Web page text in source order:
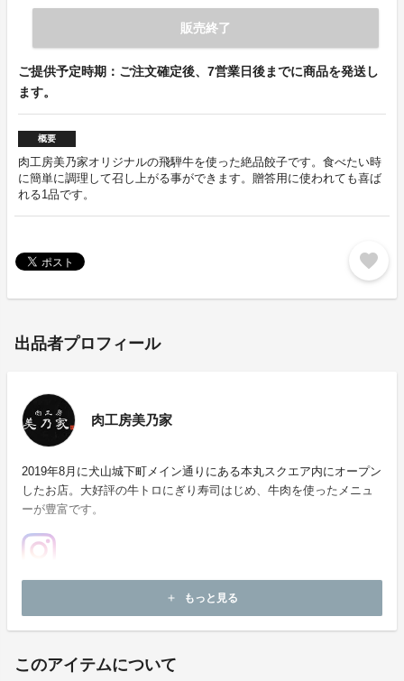
販売終了
ご提供予定時期：ご注文確定後、7営業日後までに商品を発送し
ます。
概要
肉工房美乃家オリジナルの飛騨牛を使った絶品餃子です。食べたい時
に簡単に調理して召し上がる事ができます。贈答用に使われても喜ば
れる1品です。
favorite
出品者プロフィール
肉工房美乃家
2019年8月に犬山城下町メイン通りにある本丸スクエア内にオープン
したお店。大好評の牛トロにぎり寿司はじめ、牛肉を使ったメニュ
ーが豊富です。
add もっと見る
このアイテムについて